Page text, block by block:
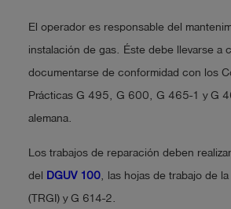
El operador es responsable del
instalación de gas. Éste debe llevarse a
documentarse de conformidad con los
Prácticas G 495, G 600, G 465-1 y G
alemana.
Los trabajos de reparación deben
del
DGUV 100, las hojas de trabajo de
(TRGI) y G 614-2.